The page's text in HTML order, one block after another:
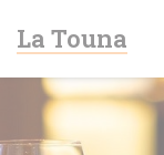
La Touna